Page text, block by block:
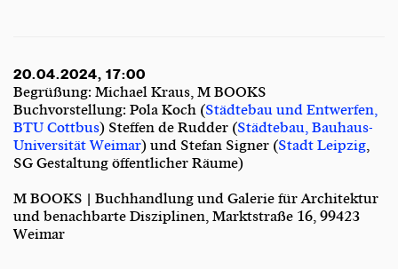
20.04.2024, 17:00
Begrüßung: Michael Kraus, M BOOKS
Buchvorstellung: Pola Koch (Städtebau und Entwerfen,
BTU Cottbus) Steffen de Rudder (Städtebau, Bauhaus-
Universität Weimar) und Stefan Signer (Stadt Leipzig,
SG Gestaltung öffentlicher Räume)
M BOOKS | Buchhandlung und Galerie für Architektur
und benachbarte Disziplinen, Marktstraße 16, 99423
Weimar